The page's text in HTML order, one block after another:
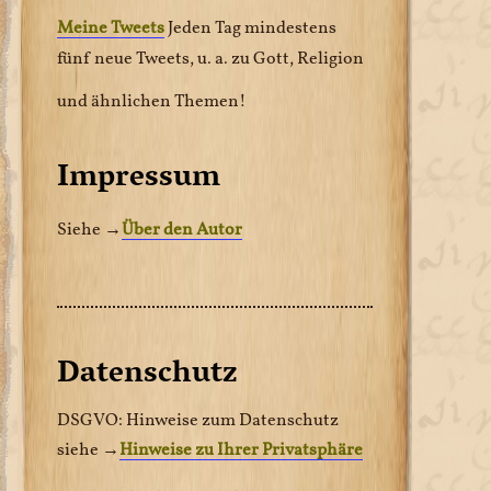
Meine TweetsJeden Tag mindestens
fünf neue Tweets, u. a. zu Gott, Religion
und ähnlichen Themen!
Impressum
Siehe →Über den Autor
Datenschutz
DSGVO: Hinweise zum Datenschutz
siehe → Hinweise zu Ihrer Privatsphäre